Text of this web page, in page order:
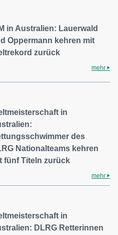
in Australien: Lauerwald
Oppermann kehren mit
zurück
mehr
in
des
Nationalteams kehren
fünf Titeln zurück
mehr
in
DLRG Retterinnen